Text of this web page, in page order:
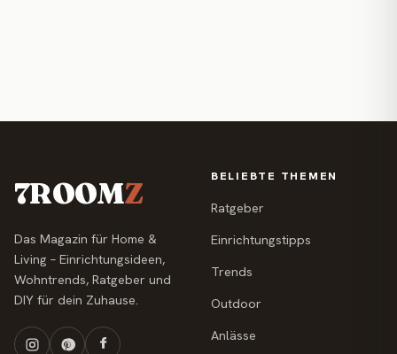
7ROOMZ
Das Magazin für Home &
Living – Einrichtungsideen,
Wohntrends, Ratgeber und
DIY für dein Zuhause.
BELIEBTE THEMEN
Ratgeber
Einrichtungstipps
Trends
Outdoor
Anlässe